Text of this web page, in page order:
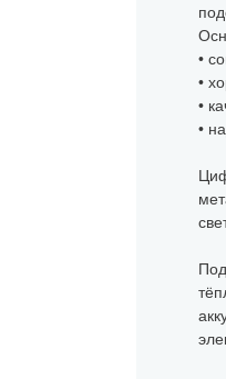
•
•
•
•